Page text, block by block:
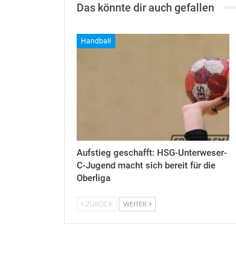
Das könnte dir auch gefallen
Handball
Aufstieg geschafft: HSG-Unterweser-
C-Jugend macht sich bereit für die
Oberliga
ZURÜCK WEITER